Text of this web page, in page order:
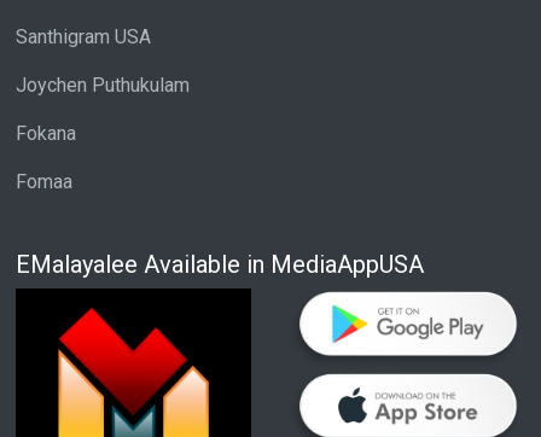
Santhigram USA
Joychen Puthukulam
Fokana
Fomaa
EMalayalee Available in MediaAppUSA